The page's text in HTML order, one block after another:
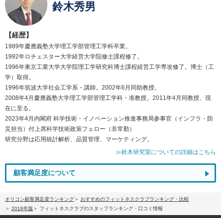
鈴木秀男
【経歴】
1989年慶應義塾大学理工学部管理工学科卒業。
1992年ロチェスター大学経営大学院修士課程修了。
1996年東京工業大学大学院理工学研究科博士課程経営工学専攻修了。博士（工
学）取得。
1996年筑波大学社会工学系・講師。2002年6月同助教授。
2008年4月慶應義塾大学理工学部管理工学科・准教授。2011年4月同教授、現
在に至る。
2023年4月内閣府 科学技術・イノベーション推進事務局参事官（インフラ・防
災担当）付上席科学技術政策フェロー（非常勤）
研究分野は応用統計解析、品質管理、マーケティング。
≫鈴木研究室についての詳細はこちら
顧客満足度について
オリコン顧客満足度ランキング
おすすめのフィットネスクラブランキング・比較
2018年版
フィットネスクラブのスタッフランキング・口コミ情報